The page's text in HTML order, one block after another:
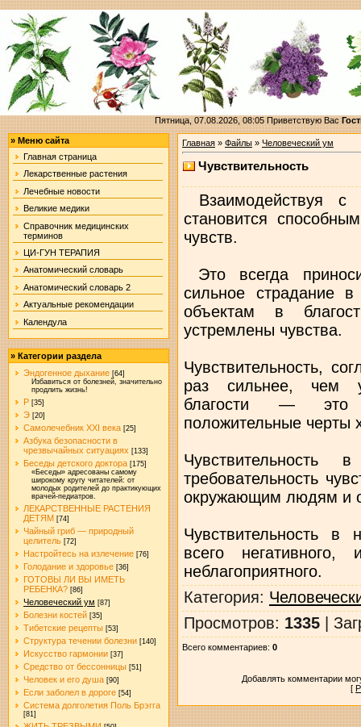
Пятница, 07.08.2026, 08:05Приветствую Вас
» Меню сайта
Главная страница
Лекарственные растения
Лечебные новости
Великие медики
Справочник медицинских
терминов
ЦИ-ГУН ТЕРАПИЯ
Анатомический словарь
Анатомический словарь 2
Актуальные рекомендации
Календула
» Категории раздела
Эндогенное дыхание [64]
Избавиться от болезней, значительно
продлить жизнь!
Р [35]
Э [20]
Самолечебник XXI века [25]
Азбука безопасности в
чрезвычайных ситуациях [133]
Беседы детского доктора [175]
«Беседы» адресованы самому
широкому кругу читателей: от
молодых родителей до практикующих
врачей-педиатров.
ЛЕКАРСТВЕННЫЕ РАСТЕНИЯ
ДЕТЯМ [74]
Чайный гриб — природный
целитель [72]
Настройтесь на излечение [76]
Голодание и здоровье [36]
ГОТОВЫ ЛИ ВЫ ИМЕТЬ
РЕБЕНКА? [86]
Человеческий ум [87]
Болезни костей [35]
Тибетские рецепты [53]
Структура течении болезни [140]
Искусство гармонии [37]
Средство от бессонницы [51]
Человек и его душа [90]
Если заболел в дороге [54]
Система долголетия Поль Брэгга
[81]
Главная» Файлы» Человеческий ум
Чувствительность
Взаимодействуя
становится
чувств.
Это всегда
сильное страдание
объектам в
устремлены чувства.
Чувствительность,
раз сильнее, чем у
благости — это
положительные черты
требовательность
окружающим людям и
Чувствительность
всего
неблагоприятного.
Категория:
Просмотров: 1335|
Всего комментариев: 0
Добавлять комментарии
[